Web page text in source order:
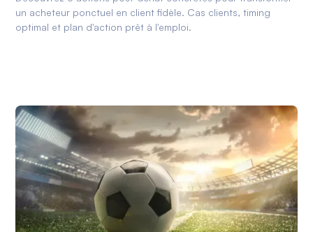
un acheteur ponctuel en client fidèle. Cas clients, timing
optimal et plan d'action prêt à l'emploi.